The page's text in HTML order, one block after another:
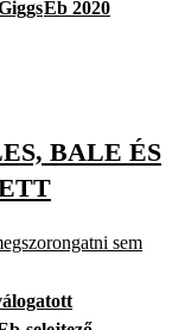
Eb 2020
BALE ÉS
sem